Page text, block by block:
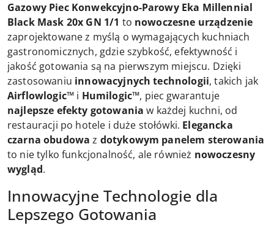
Gazowy Piec Konwekcyjno-Parowy Eka Millennial
Black Mask 20x GN 1/1 to nowoczesne urządzenie
zaprojektowane z myślą o wymagających kuchniach
gastronomicznych, gdzie szybkość, efektywność i
jakość gotowania są na pierwszym miejscu. Dzięki
zastosowaniu innowacyjnych technologii, takich jak
Airflowlogic™ i Humilogic™, piec gwarantuje
najlepsze efekty gotowania w każdej kuchni, od
restauracji po hotele i duże stołówki. Elegancka
czarna obudowa z dotykowym panelem sterowania
to nie tylko funkcjonalność, ale również nowoczesny
wygląd.
Innowacyjne Technologie dla
Lepszego Gotowania